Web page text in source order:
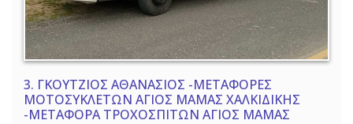
3. ΓΚΟΥΤΖΙΟΣ ΑΘΑΝΑΣΙΟΣ -ΜΕΤΑΦΟΡΕΣ
ΜΟΤΟΣΥΚΛΕΤΩΝ ΑΓΙΟΣ ΜΑΜΑΣ ΧΑΛΚΙΔΙΚΗΣ
-ΜΕΤΑΦΟΡΑ ΤΡΟΧΟΣΠΙΤΩΝ ΑΓΙΟΣ ΜΑΜΑΣ